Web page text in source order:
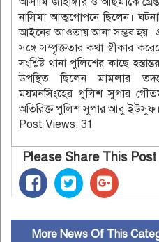
নাসিমা আত্মগোপনে ছিলেন।
আইনের আওতায় আনা সম্ভব হয়।
সঙ্গে সম্পৃক্ততার কথা স্বীকার
সংশ্লিষ্ট থানা পুলিশের কাছে
উপস্থিত ছিলেন মামলার
ময়মনসিংহের পুলিশ সুপার
অতিরিক্ত পুলিশ সুপার আবু ইউসুফ।
Post Views: 31
Please Share This
More News Of This